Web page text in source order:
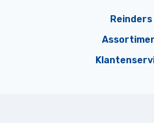
Reinders